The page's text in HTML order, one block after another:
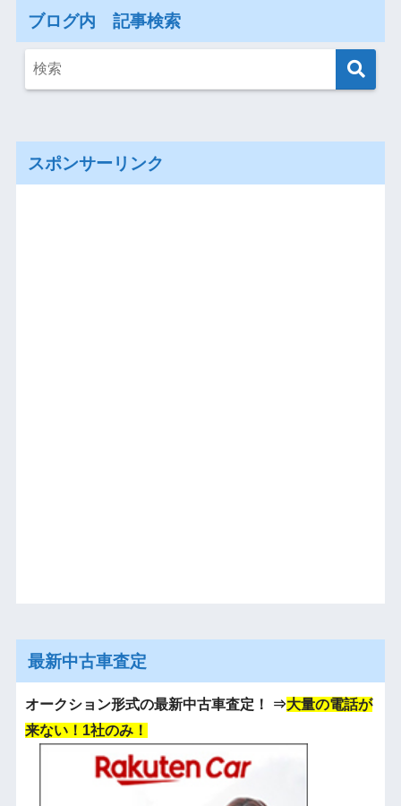
ブログ内 記事検索
スポンサーリンク
最新中古車査定
オークション形式の最新中古車査定！ ⇒大量の電話が
来ない！1社のみ！